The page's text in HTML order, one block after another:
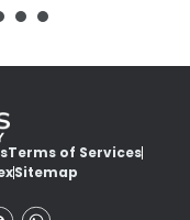
Terms of Services
Sitemap